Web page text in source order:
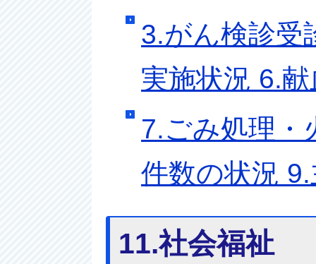
3.がん検診受
実施状況 6.
7.ごみ処理・
件数の状況
11.社会福祉